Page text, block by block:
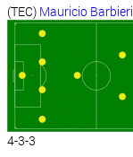
(TEC) Mauricio Barbieri
4-3-3